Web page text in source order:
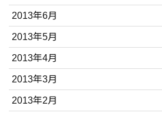
2013年6月
2013年5月
2013年4月
2013年3月
2013年2月